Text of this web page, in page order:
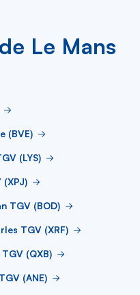
Le Mans
(BVE)
(LYS)
TGV (BOD)
TGV (XRF)
(QXB)
(ANE)